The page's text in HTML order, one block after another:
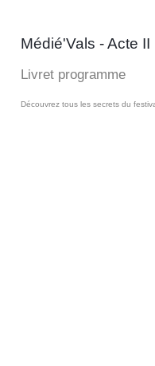
Médié'Vals - Acte II
Livret programme
Découvrez tous les secrets du